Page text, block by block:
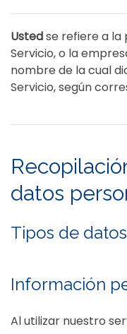
Ustedse refiere a la
Servicio, o la
nombre de la cual
Servicio, según
datos
Tipos de
Información
Al utilizar nuestro